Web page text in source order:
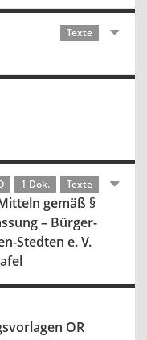
Texte
1 Dok. Texte
gemäß §
– Bürger-
Stedten e. V.
OR